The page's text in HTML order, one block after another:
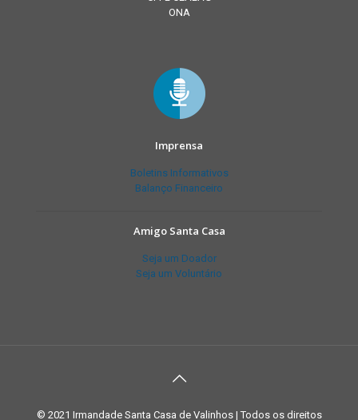
ONA
Imprensa
Boletins Informativos
Balanço Financeiro
Amigo Santa Casa
Seja um Doador
Seja um Voluntário
© 2021 Irmandade Santa Casa de Valinhos | Todos os direitos